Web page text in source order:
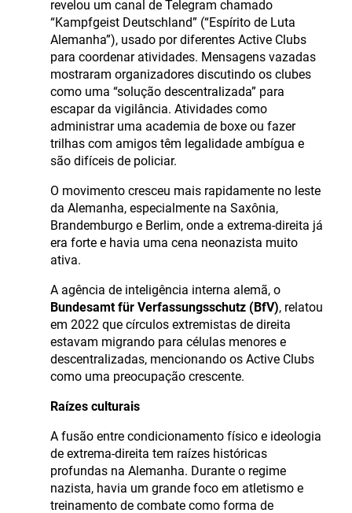
revelou um canal de Telegram chamado
“Kampfgeist Deutschland” (“Espírito de Luta
Alemanha”), usado por diferentes Active Clubs
para coordenar atividades. Mensagens vazadas
mostraram organizadores discutindo os clubes
como uma “solução descentralizada” para
escapar da vigilância. Atividades como
administrar uma academia de boxe ou fazer
trilhas com amigos têm legalidade ambígua e
são difíceis de policiar.
O movimento cresceu mais rapidamente no leste
da Alemanha, especialmente na Saxônia,
Brandemburgo e Berlim, onde a extrema-direita já
era forte e havia uma cena neonazista muito
ativa.
A agência de inteligência interna alemã, o
Bundesamt für Verfassungsschutz (BfV), relatou
em 2022 que círculos extremistas de direita
estavam migrando para células menores e
descentralizadas, mencionando os Active Clubs
como uma preocupação crescente.
Raízes culturais
A fusão entre condicionamento físico e ideologia
de extrema-direita tem raízes históricas
profundas na Alemanha. Durante o regime
nazista, havia um grande foco em atletismo e
treinamento de combate como forma de